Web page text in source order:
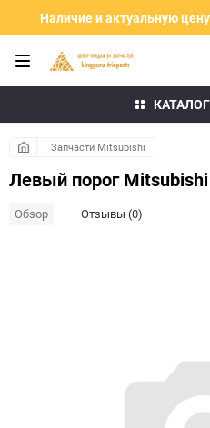
Наличие и актуальную
Запчасти Mitsubishi
Левый порог
Обзор Отзывы (0)